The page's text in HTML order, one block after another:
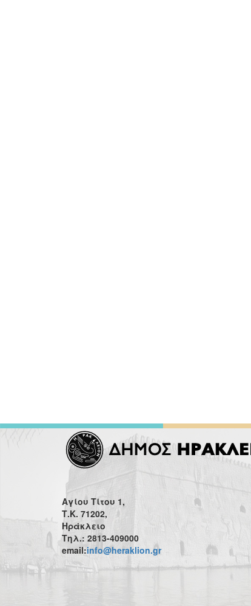
Αγίου Τίτου 1,
Τ.Κ. 71202,
Ηράκλειο
Τηλ.: 2813-409000
email:info@heraklion.gr